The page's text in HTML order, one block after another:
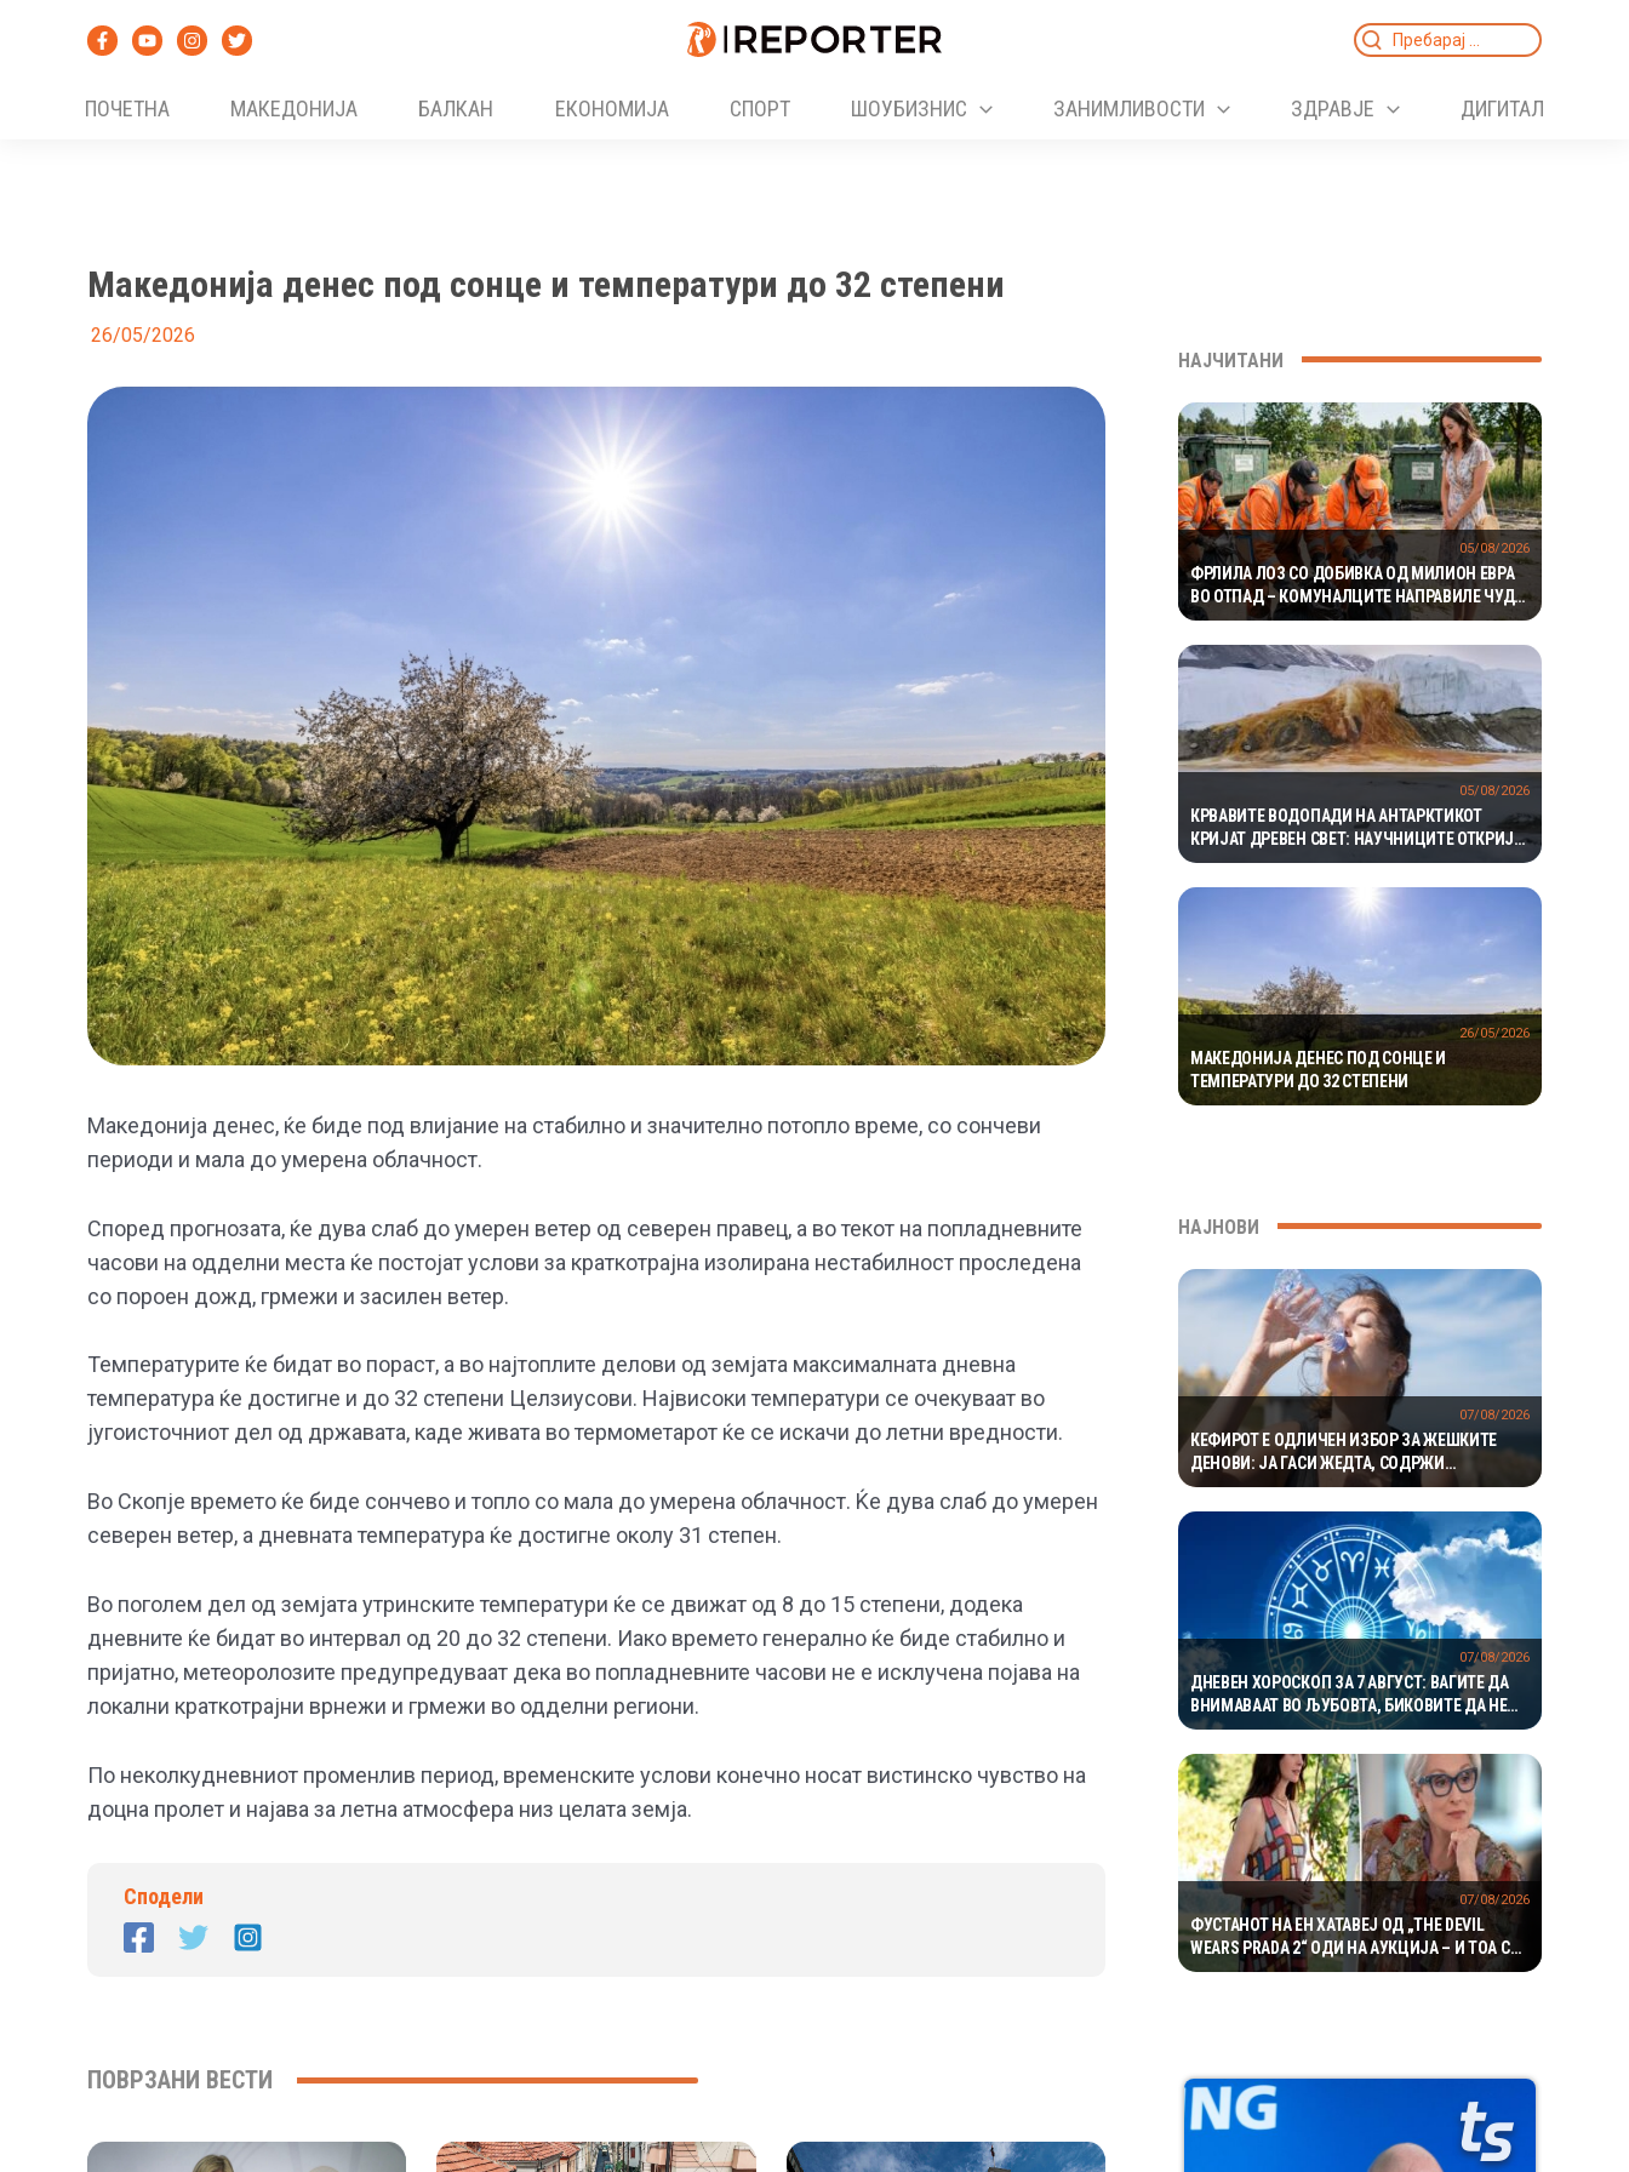
Search
ПОЧЕТНА
МАКЕДОНИЈА БАЛКАН ЕКОНОМИЈА СПОРТ ШОУБИЗНИС ЗАНИМЛИВОСТИ ЗДРАВЈЕ ДИГИТАЛ
Македонија денес под сонце и температури до 32 степени
26/05/2026
Македонија денес, ќе биде под влијание на стабилно и значително потопло време, со сончеви
периоди и мала до умерена облачност.
Според прогнозата, ќе дува слаб до умерен ветер од северен правец, а во текот на попладневните
часови на одделни места ќе постојат услови за краткотрајна изолирана нестабилност проследена
со пороен дожд, грмежи и засилен ветер.
Температурите ќе бидат во пораст, а во најтоплите делови од земјата максималната дневна
температура ќе достигне и до 32 степени Целзиусови. Највисоки температури се очекуваат во
југоисточниот дел од државата, каде живата во термометарот ќе се искачи до летни вредности.
Во Скопје времето ќе биде сончево и топло со мала до умерена облачност. Ќе дува слаб до умерен
северен ветер, а дневната температура ќе достигне околу 31 степен.
Во поголем дел од земјата утринските температури ќе се движат од 8 до 15 степени, додека
дневните ќе бидат во интервал од 20 до 32 степени. Иако времето генерално ќе биде стабилно и
пријатно, метеоролозите предупредуваат дека во попладневните часови не е исклучена појава на
локални краткотрајни врнежи и грмежи во одделни региони.
По неколкудневниот променлив период, временските услови конечно носат вистинско чувство на
доцна пролет и најава за летна атмосфера низ целата земја.
Сподели
ПОВРЗАНИ ВЕСТИ
НАЈЧИТАНИ
ФРЛИЛА ЛОЗ СО ДОБИВКА ОД МИЛИОН ЕВРА
ВО ОТПАД – КОМУНАЛЦИТЕ НАПРАВИЛЕ ЧУДО
ЗА ДА ГО ПРОНАЈДАТ
05/08/2026
КРВАВИТЕ ВОДОПАДИ НА АНТАРКТИКОТ
КРИЈАТ ДРЕВЕН СВЕТ: НАУЧНИЦИТЕ ОТКРИЈА
ЕКОСИСТЕМ ИЗОЛИРАН ПОВЕЌЕ ОД 1,5
МИЛИОНИ ГОДИНИ
05/08/2026
МАКЕДОНИЈА ДЕНЕС ПОД СОНЦЕ И
ТЕМПЕРАТУРИ ДО 32 СТЕПЕНИ
26/05/2026
НАЈНОВИ
КЕФИРОТ Е ОДЛИЧЕН ИЗБОР ЗА ЖЕШКИТЕ
ДЕНОВИ: ЈА ГАСИ ЖЕДТА, СОДРЖИ
ЕЛЕКТРОЛИТИ И ПРИДОНЕСУВА ЗА ЗДРАВА
ДИГЕСТИЈА
07/08/2026
ДНЕВЕН ХОРОСКОП ЗА 7 АВГУСТ: ВАГИТЕ ДА
ВНИМАВААТ ВО ЉУБОВТА, БИКОВИТЕ ДА НЕ
РИЗИКУВААТ НА РАБОТА
07/08/2026
ФУСТАНОТ НА ЕН ХАТАВЕЈ ОД „THE DEVIL
WEARS PRADA 2“ ОДИ НА АУКЦИЈА – И ТОА СО
ДАМКИТЕ ОД СНИМАЊЕТО
07/08/2026